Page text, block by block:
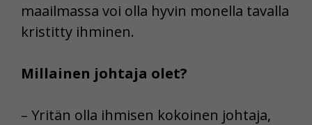
maailmassa voi olla hyvin monella tavalla
kristitty ihminen.
Millainen johtaja olet?
– Yritän olla ihmisen kokoinen johtaja,